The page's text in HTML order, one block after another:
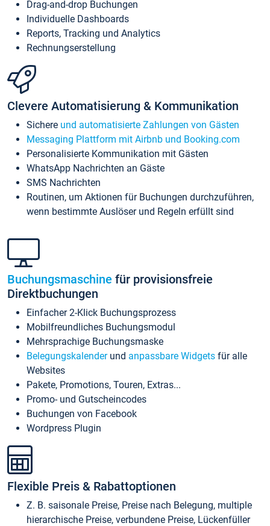
Drag-and-drop Buchungen
Individuelle Dashboards
Reports, Tracking und Analytics
Rechnungserstellung
Clevere Automatisierung & Kommunikation
Sichere und automatisierte Zahlungen von Gästen
Messaging Plattform mit Airbnb und Booking.com
Personalisierte Kommunikation mit Gästen
WhatsApp Nachrichten an Gäste
SMS Nachrichten
Routinen, um Aktionen für Buchungen durchzuführen,
wenn bestimmte Auslöser und Regeln erfüllt sind
Buchungsmaschine für provisionsfreie
Direktbuchungen
Einfacher 2-Klick Buchungsprozess
Mobilfreundliches Buchungsmodul
Mehrsprachige Buchungsmaske
Belegungskalenderund anpassbare Widgets für alle
Websites
Pakete, Promotions, Touren, Extras...
Promo- und Gutscheincodes
Buchungen von Facebook
Wordpress Plugin
Flexible Preis & Rabattoptionen
Z. B. saisonale Preise, Preise nach Belegung, multiple
hierarchische Preise, verbundene Preise, Lückenfüller